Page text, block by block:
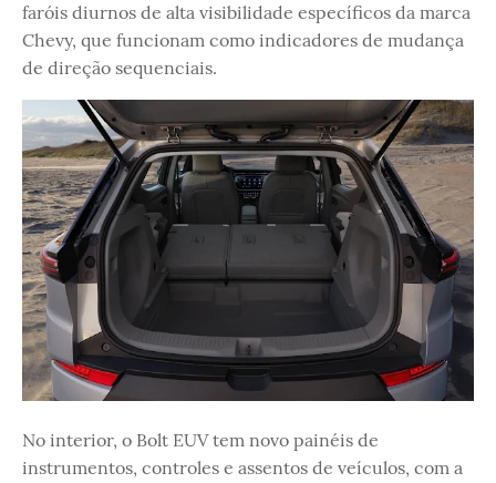
faróis diurnos de alta visibilidade específicos da marca
Chevy, que funcionam como indicadores de mudança
de direção sequenciais.
No interior, o Bolt EUV tem novo painéis de
instrumentos, controles e assentos de veículos, com a